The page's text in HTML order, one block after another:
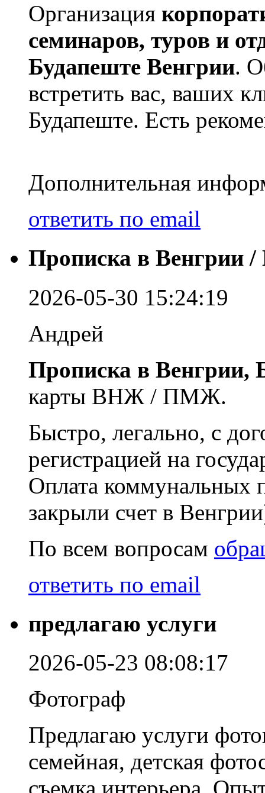
Организация
семинаров, туров и
Будапеште Венгрии.
встретить вас, ваших
Будапеште. Есть
Дополнительная
ответить по email
Прописка в Венгрии /
2026-05-30 15:24:19
Андрей
Прописка в Венгрии,
карты ВНЖ / ПМЖ.
Быстро, легально, с
регистрацией на
Оплата коммунальных
закрыли счет в
По всем вопросам
ответить по email
предлагаю услуги
2026-05-23 08:08:17
Фотограф
Предлагаю услуги
семейная, детская